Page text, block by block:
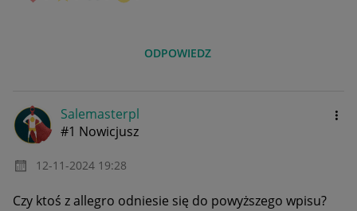
ODPOWIEDZ
Salemasterpl
#1 Nowicjusz
‎12-11-2024 19:28
Czy ktoś z allegro odniesie się do powyższego wpisu?